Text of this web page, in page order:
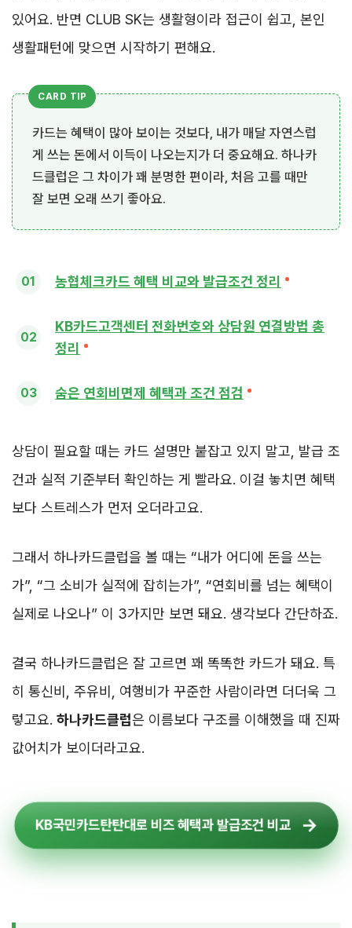
있어요. 반면 CLUB SK는 생활형이라 접근이 쉽고, 본인
생활패턴에 맞으면 시작하기 편해요.
카드는 혜택이 많아 보이는 것보다, 내가 매달 자연스럽
게 쓰는 돈에서 이득이 나오는지가 더 중요해요. 하나카
드클럽은 그 차이가 꽤 분명한 편이라, 처음 고를 때만
잘 보면 오래 쓰기 좋아요.
농협체크카드 혜택 비교와 발급조건 정리
KB카드고객센터 전화번호와 상담원 연결방법 총
정리
숨은 연회비면제 혜택과 조건 점검
상담이 필요할 때는 카드 설명만 붙잡고 있지 말고, 발급 조
건과 실적 기준부터 확인하는 게 빨라요. 이걸 놓치면 혜택
보다 스트레스가 먼저 오더라고요.
그래서 하나카드클럽을 볼 때는 “내가 어디에 돈을 쓰는
가”, “그 소비가 실적에 잡히는가”, “연회비를 넘는 혜택이
실제로 나오나” 이 3가지만 보면 돼요. 생각보다 간단하죠.
결국 하나카드클럽은 잘 고르면 꽤 똑똑한 카드가 돼요. 특
히 통신비, 주유비, 여행비가 꾸준한 사람이라면 더더욱 그
렇고요. 하나카드클럽은 이름보다 구조를 이해했을 때 진짜
값어치가 보이더라고요.
KB국민카드탄탄대로 비즈 혜택과 발급조건 비교